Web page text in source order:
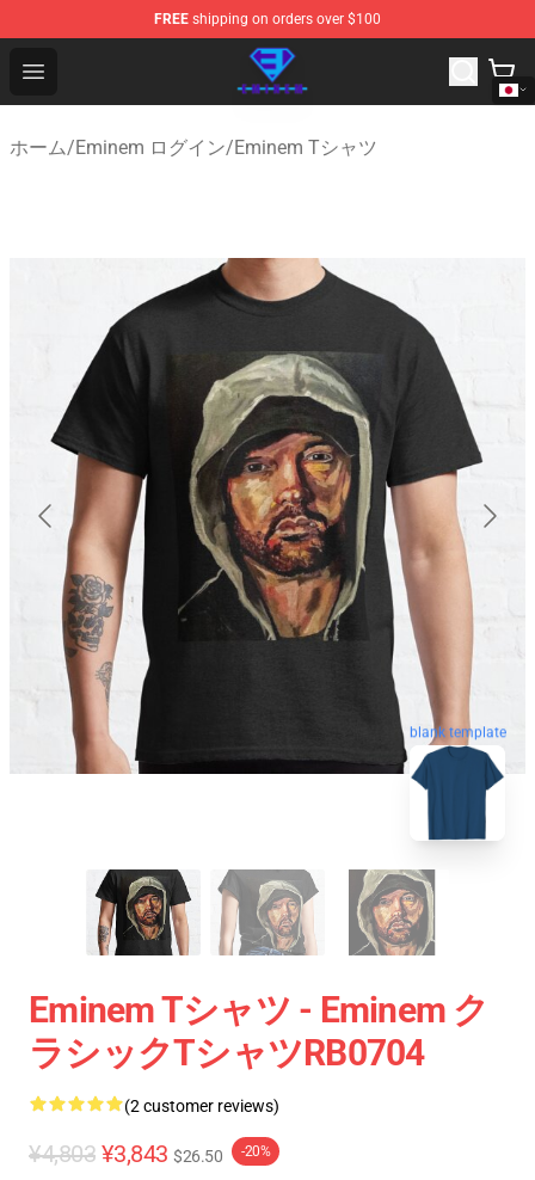
FREE shipping on orders over $100
Open menu
Eminem Store - Official Eminem Merchandise Shop
ホーム/Eminem ログイン/Eminem Tシャツ
blank template
Eminem Tシャツ - Eminem ク
ラシックTシャツRB0704
(2 customer reviews)
¥4,803 ¥3,843 $26.50 -20%